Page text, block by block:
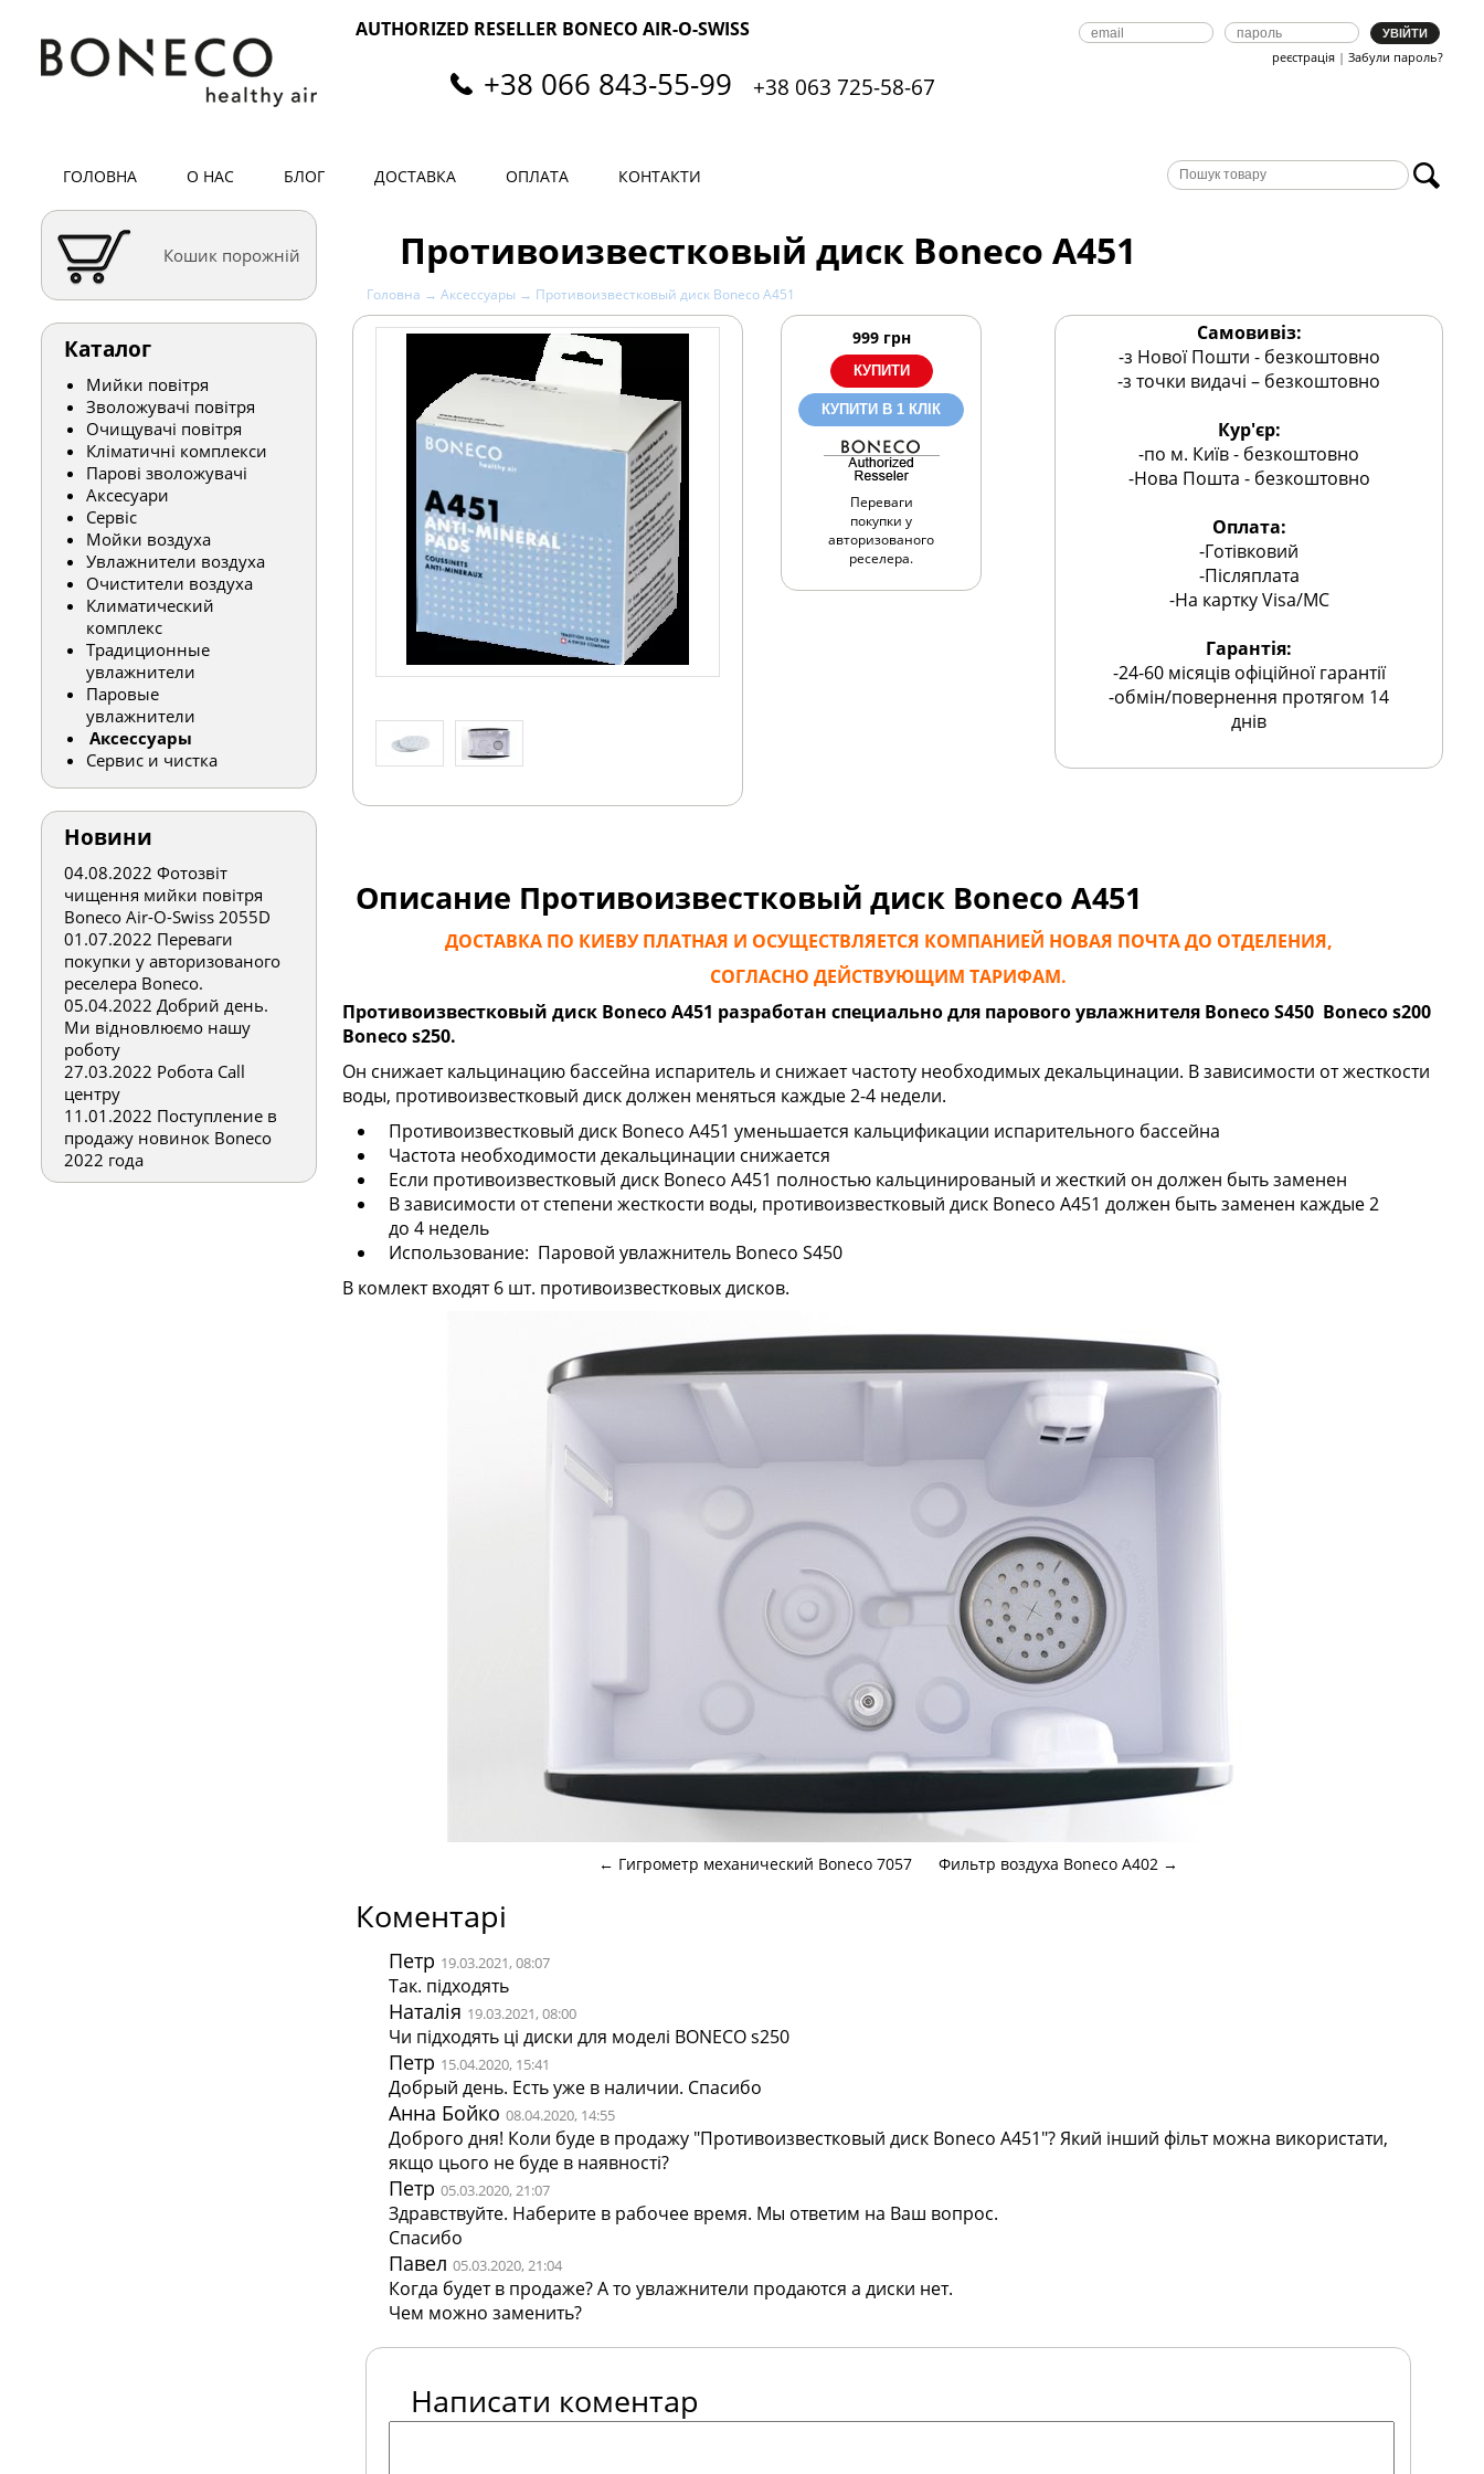
AUTHORIZED RESELLER BONECO AIR-O-SWISS
+38 066 843-55-99 +38 063 725-58-67
реєстрація | Забули пароль?
ГОЛОВНА О НАС БЛОГ ДОСТАВКА ОПЛАТА КОНТАКТИ
Кошик порожній
Каталог
Мийки повітря
Зволожувачі повітря
Очищувачі повітря
Кліматичні комплекси
Парові зволожувачі
Аксесуари
Сервіс
Мойки воздуха
Увлажнители воздуха
Очистители воздуха
Климатический
комплекс
Традиционные
увлажнители
Паровые
увлажнители
Аксессуары
Сервис и чистка
Новини
04.08.2022 Фотозвіт
чищення мийки повітря
Boneco Air-O-Swiss 2055D
01.07.2022 Переваги
покупки у авторизованого
реселера Boneco.
05.04.2022 Добрий день.
Ми відновлюємо нашу
роботу
27.03.2022 Робота Call
центру
11.01.2022 Поступление в
продажу новинок Boneco
2022 года
Противоизвестковый диск Boneco А451
Головна → Аксессуары → Противоизвестковый диск Boneco А451
999 грн
КУПИТИ В 1 КЛІК
Переваги
покупки у
авторизованого
реселера.
Самовивіз:
-з Нової Пошти - безкоштовно
-з точки видачі – безкоштовно
Кур'єр:
-по м. Київ - безкоштовно
-Нова Пошта - безкоштовно
Оплата:
-Готівковий
-Післяплата
-На картку Visa/MC
Гарантія:
-24-60 місяців офіційної гарантії
-обмін/повернення протягом 14
днів
Описание Противоизвестковый диск Boneco А451
ДОСТАВКА ПО КИЕВУ ПЛАТНАЯ И ОСУЩЕСТВЛЯЕТСЯ КОМПАНИЕЙ НОВАЯ ПОЧТА ДО ОТДЕЛЕНИЯ,
СОГЛАСНО ДЕЙСТВУЮЩИМ ТАРИФАМ.
Противоизвестковый диск Boneco А451 разработан специально для парового увлажнителя Boneco S450 Boneco s200
Boneco s250.
Он снижает кальцинацию бассейна испаритель и снижает частоту необходимых декальцинации. В зависимости от жесткости
воды, противоизвестковый диск должен меняться каждые 2-4 недели.
Противоизвестковый диск Boneco А451 уменьшается кальцификации испарительного бассейна
Частота необходимости декальцинации снижается
Если противоизвестковый диск Boneco А451 полностью кальцинированый и жесткий он должен быть заменен
В зависимости от степени жесткости воды, противоизвестковый диск Boneco А451 должен быть заменен каждые 2
до 4 недель
Использование: Паровой увлажнитель Boneco S450
В комлект входят 6 шт. противоизвестковых дисков.
← Гигрометр механический Boneco 7057 Фильтр воздуха Boneco A402 →
Коментарі
Петр 19.03.2021, 08:07
Так. підходять
Наталія 19.03.2021, 08:00
Чи підходять ці диски для моделі BONECO s250
Петр 15.04.2020, 15:41
Добрый день. Есть уже в наличии. Спасибо
Анна Бойко 08.04.2020, 14:55
Доброго дня! Коли буде в продажу "Противоизвестковый диск Boneco А451"? Який інший фільт можна використати,
якщо цього не буде в наявності?
Петр 05.03.2020, 21:07
Здравствуйте. Наберите в рабочее время. Мы ответим на Ваш вопрос.
Спасибо
Павел 05.03.2020, 21:04
Когда будет в продаже? А то увлажнители продаются а диски нет.
Чем можно заменить?
Написати коментар